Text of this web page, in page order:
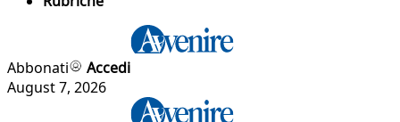
Abbonati
Accedi
August 7, 2026